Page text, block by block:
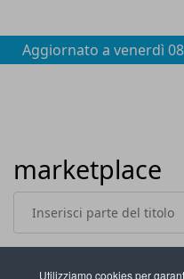
Utilizziamo cookies per
Aggiornato a venerdì
marketplace
Inserisci parte del titolo